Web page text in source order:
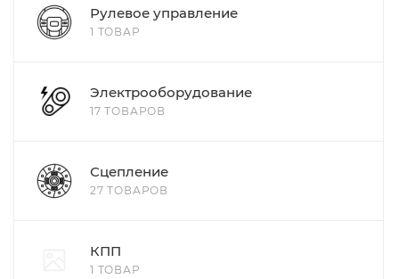
Рулевое управление
1 ТОВАР
Электрооборудование
17 ТОВАРОВ
Сцепление
27 ТОВАРОВ
КПП
1 ТОВАР